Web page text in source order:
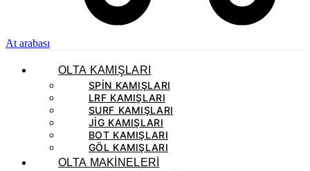
At arabası
OLTA KAMIŞLARI
SPIN KAMIŞLARI
LRF KAMIŞLARI
SURF KAMIŞLARI
JIG KAMIŞLARI
BOT KAMIŞLARI
GÖL KAMIŞLARI
OLTA MAKİNELERİ